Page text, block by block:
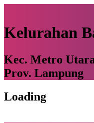
Kelurahan
Kec. Metro
Prov. Lampung
Loading